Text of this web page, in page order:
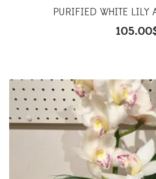
PURIFIED WHITE LILY
105.00